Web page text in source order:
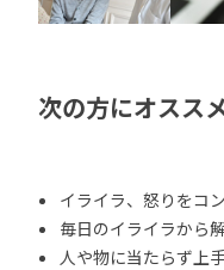
次の方にオスス
イライラ、怒りをコ
毎日のイライラから
人や物に当たらず上